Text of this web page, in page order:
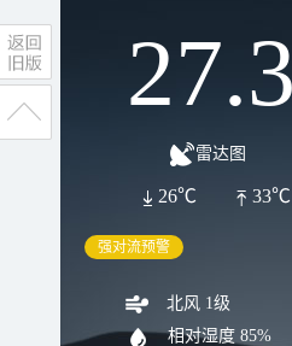
27.3
雷达图
33℃
26℃
强对流预警
北风 1级
相对湿度 85%